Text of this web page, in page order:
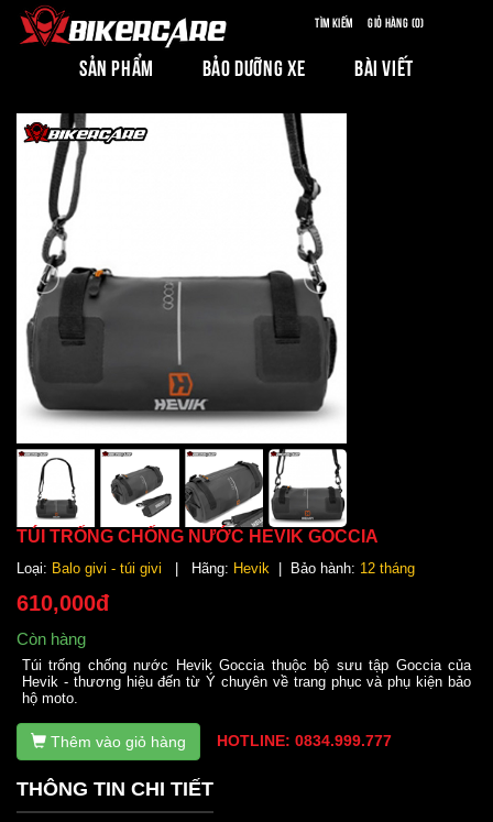
Tìm kiếm Giỏ hàng (0)
SẢN PHẨM BẢO DƯỠNG XE BÀI VIẾT
TÚI TRỐNG CHỐNG NƯỚC HEVIK GOCCIA
Loại: Balo givi - túi givi | Hãng: Hevik | Bảo hành: 12 tháng
610,000đ
Còn hàng
Túi trống chống nước Hevik Goccia thuộc bộ sưu tập Goccia của
Hevik - thương hiệu đến từ Ý chuyên về trang phục và phụ kiện bảo
hộ moto.
Thêm vào giỏ hàng HOTLINE: 0834.999.777
THÔNG TIN CHI TIẾT